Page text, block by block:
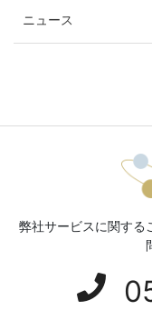
ニュース
弊社サービスに関する